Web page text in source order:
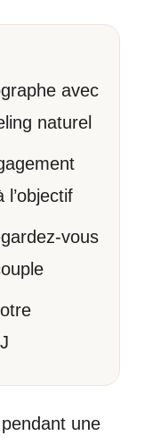
avec
naturel
l’objectif
vous
une